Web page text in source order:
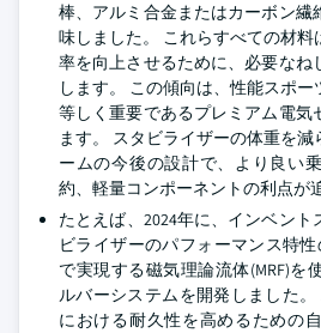
棒、アルミ合金またはカーボン繊
味しました。 これらすべての材
率を向上させるために、必要なね
します。 この傾向は、性能スポー
等しく重要であるプレミアム電気
ます。 スタビライザーの体重を減
ームの今後の設計で、より良い
約、軽量コンポーネントの利点が
たとえば、2024年に、インベント
ビライザーのパフォーマンス特
で実現する磁気理論流体(MRF)を
ルバーシステムを開発しました
における耐久性を高めるための